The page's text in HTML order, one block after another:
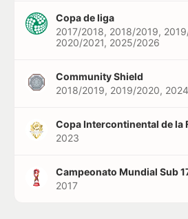
Copa de liga
2017/2018, 2018/2019,
2020/2021, 2025/2026
Community Shield
2018/2019, 2019/2020,
Copa Intercontinental de la
2023
Campeonato Mundial Sub
2017